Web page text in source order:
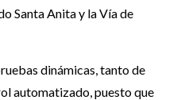
Santa Anita y la Vía de
dinámicas, tanto de
automatizado, puesto que